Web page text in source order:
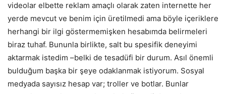
videolar elbette reklam amaçlı olarak zaten internette her
yerde mevcut ve benim için üretilmedi ama böyle içeriklere
herhangi bir ilgi göstermemişken hesabımda belirmeleri
biraz tuhaf. Bununla birlikte, salt bu spesifik deneyimi
aktarmak istedim –belki de tesadüfi bir durum. Asıl önemli
bulduğum başka bir şeye odaklanmak istiyorum. Sosyal
medyada sayısız hesap var; troller ve botlar. Bunlar